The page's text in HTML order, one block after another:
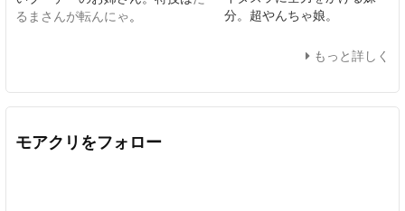
るまさんが転んにゃ。
分。超やんちゃ娘。
もっと詳しく
モアクリをフォロー